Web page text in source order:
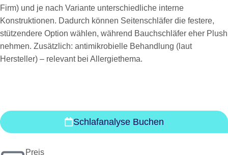
Firm) und je nach Variante unterschiedliche interne
Konstruktionen. Dadurch können Seitenschläfer die festere,
stützendere Option wählen, während Bauchschläfer eher Plush
nehmen. Zusätzlich: antimikrobielle Behandlung (laut
Hersteller) – relevant bei Allergiethema.
Schlafanalyse Buchen
Preis